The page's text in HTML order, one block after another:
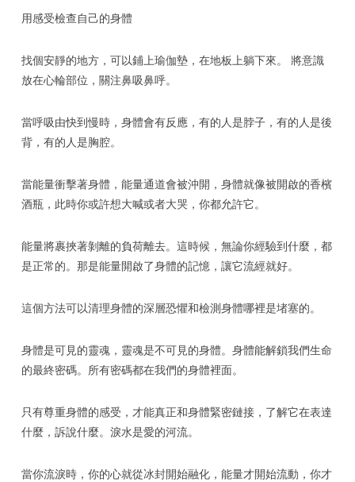
用感受檢查自己的身體
找個安靜的地方，可以鋪上瑜伽墊，在地板上躺下來。 將意識
放在心輪部位，關注鼻吸鼻呼。
當呼吸由快到慢時，身體會有反應，有的人是脖子，有的人是後
背，有的人是胸腔。
當能量衝擊著身體，能量通道會被沖開，身體就像被開啟的香檳
酒瓶，此時你或許想大喊或者大哭，你都允許它。
能量將裹挾著剝離的負荷離去。這時候，無論你經驗到什麼，都
是正常的。那是能量開啟了身體的記憶，讓它流經就好。
這個方法可以清理身體的深層恐懼和檢測身體哪裡是堵塞的。
身體是可見的靈魂，靈魂是不可見的身體。身體能解鎖我們生命
的最終密碼。所有密碼都在我們的身體裡面。
只有尊重身體的感受，才能真正和身體緊密鏈接，了解它在表達
什麼，訴說什麼。淚水是愛的河流。
當你流淚時，你的心就從冰封開始融化，能量才開始流動，你才